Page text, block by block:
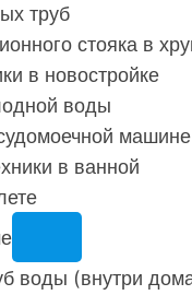
труб
стояка в
в новостройке
воды
машине
в ванной
воды (внутри